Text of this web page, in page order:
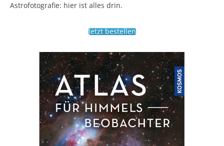
Astrofotografie: hier ist alles drin.
Jetzt bestellen